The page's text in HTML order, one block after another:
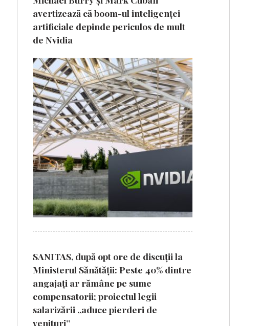
avertizează că boom-ul inteligenței
artificiale depinde periculos de mult
de Nvidia
SANITAS, după opt ore de discuții la
Ministerul Sănătății: Peste 40% dintre
angajați ar rămâne pe sume
compensatorii; proiectul legii
salarizării „aduce pierderi de
venituri”